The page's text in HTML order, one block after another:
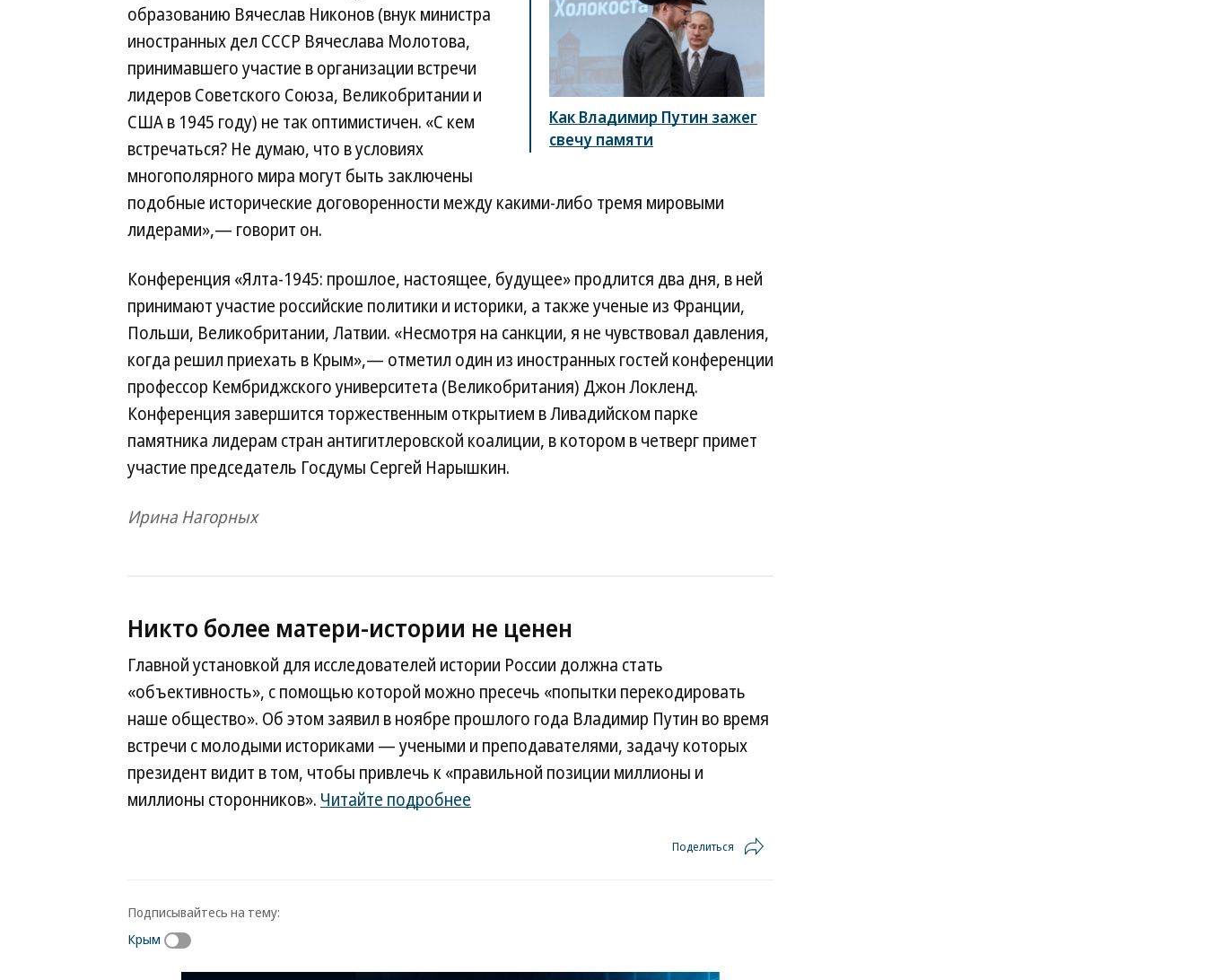
Как Владимир Путин зажег
свечу памяти
образованию Вячеслав Никонов (внук министра
иностранных дел СССР Вячеслава Молотова,
принимавшего участие в организации встречи
лидеров Советского Союза, Великобритании и
США в 1945 году) не так оптимистичен. «С кем
встречаться? Не думаю, что в условиях
многополярного мира могут быть заключены
подобные исторические договоренности между какими-либо тремя мировыми
лидерами»,— говорит он.
Конференция «Ялта-1945: прошлое, настоящее, будущее» продлится два дня, в ней
принимают участие российские политики и историки, а также ученые из Франции,
Польши, Великобритании, Латвии. «Несмотря на санкции, я не чувствовал давления,
когда решил приехать в Крым»,— отметил один из иностранных гостей конференции
профессор Кембриджского университета (Великобритания) Джон Локленд.
Конференция завершится торжественным открытием в Ливадийском парке
памятника лидерам стран антигитлеровской коалиции, в котором в четверг примет
участие председатель Госдумы Сергей Нарышкин.
Ирина Нагорных
Никто более матери-истории не ценен
Главной установкой для исследователей истории России должна стать
«объективность», с помощью которой можно пресечь «попытки перекодировать
наше общество». Об этом заявил в ноябре прошлого года Владимир Путин во время
встречи с молодыми историками — учеными и преподавателями, задачу которых
президент видит в том, чтобы привлечь к «правильной позиции миллионы и
миллионы сторонников». Читайте подробнее
Поделиться
Подписывайтесь на тему:
Крым